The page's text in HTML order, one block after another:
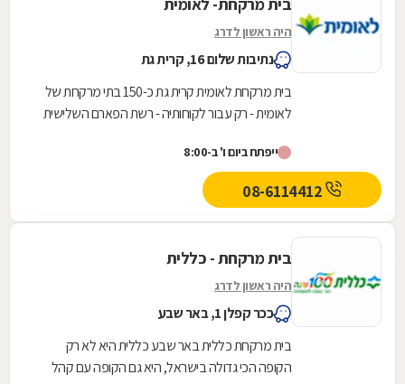
היה ראשון לדרג
נתיבות שלום 16, קרית גת
בית מרקחת לאומית קרית גת כ-150 בתי מרקחת של
לאומית - רק עבור לקוחותיה - רשת הפארם השלישית
ייפתח ביום ו' ב-8:00
בית מרקחת - כללית
היה ראשון לדרג
ככר קפלן 1, באר שבע
בית מרקחת כללית באר שבע כללית היא לא רק
הקופה הכי גדולה בישראל, היא גם הקופה עם קהל